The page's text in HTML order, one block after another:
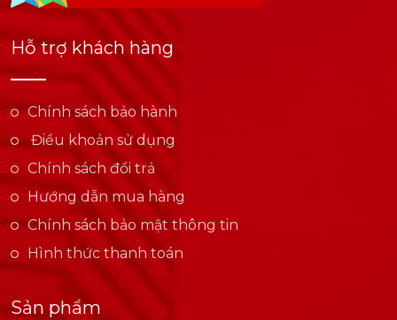
Hỗ trợ khách hàng
Chính sách bảo hành
Điều khoản sử dụng
Chính sách đổi trả
Hướng dẫn mua hàng
Chính sách bảo mật thông tin
Hình thức thanh toán
Sản phẩm